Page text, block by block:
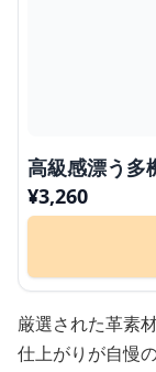
高級感漂う多
¥3,260
厳選された革素
仕上がりが自慢